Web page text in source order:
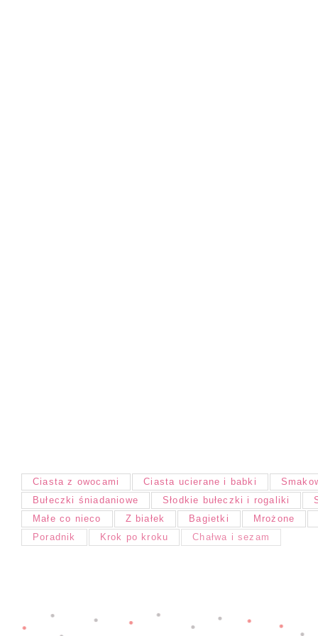
Ciasta z owocami Ciasta ucierane i babki
Bułeczki śniadaniowe
Słodkie bułeczki i rogaliki
Małe co nieco
Z białek Bagietki
Mrożone
Poradnik
Krok po kroku Chałwa i sezam